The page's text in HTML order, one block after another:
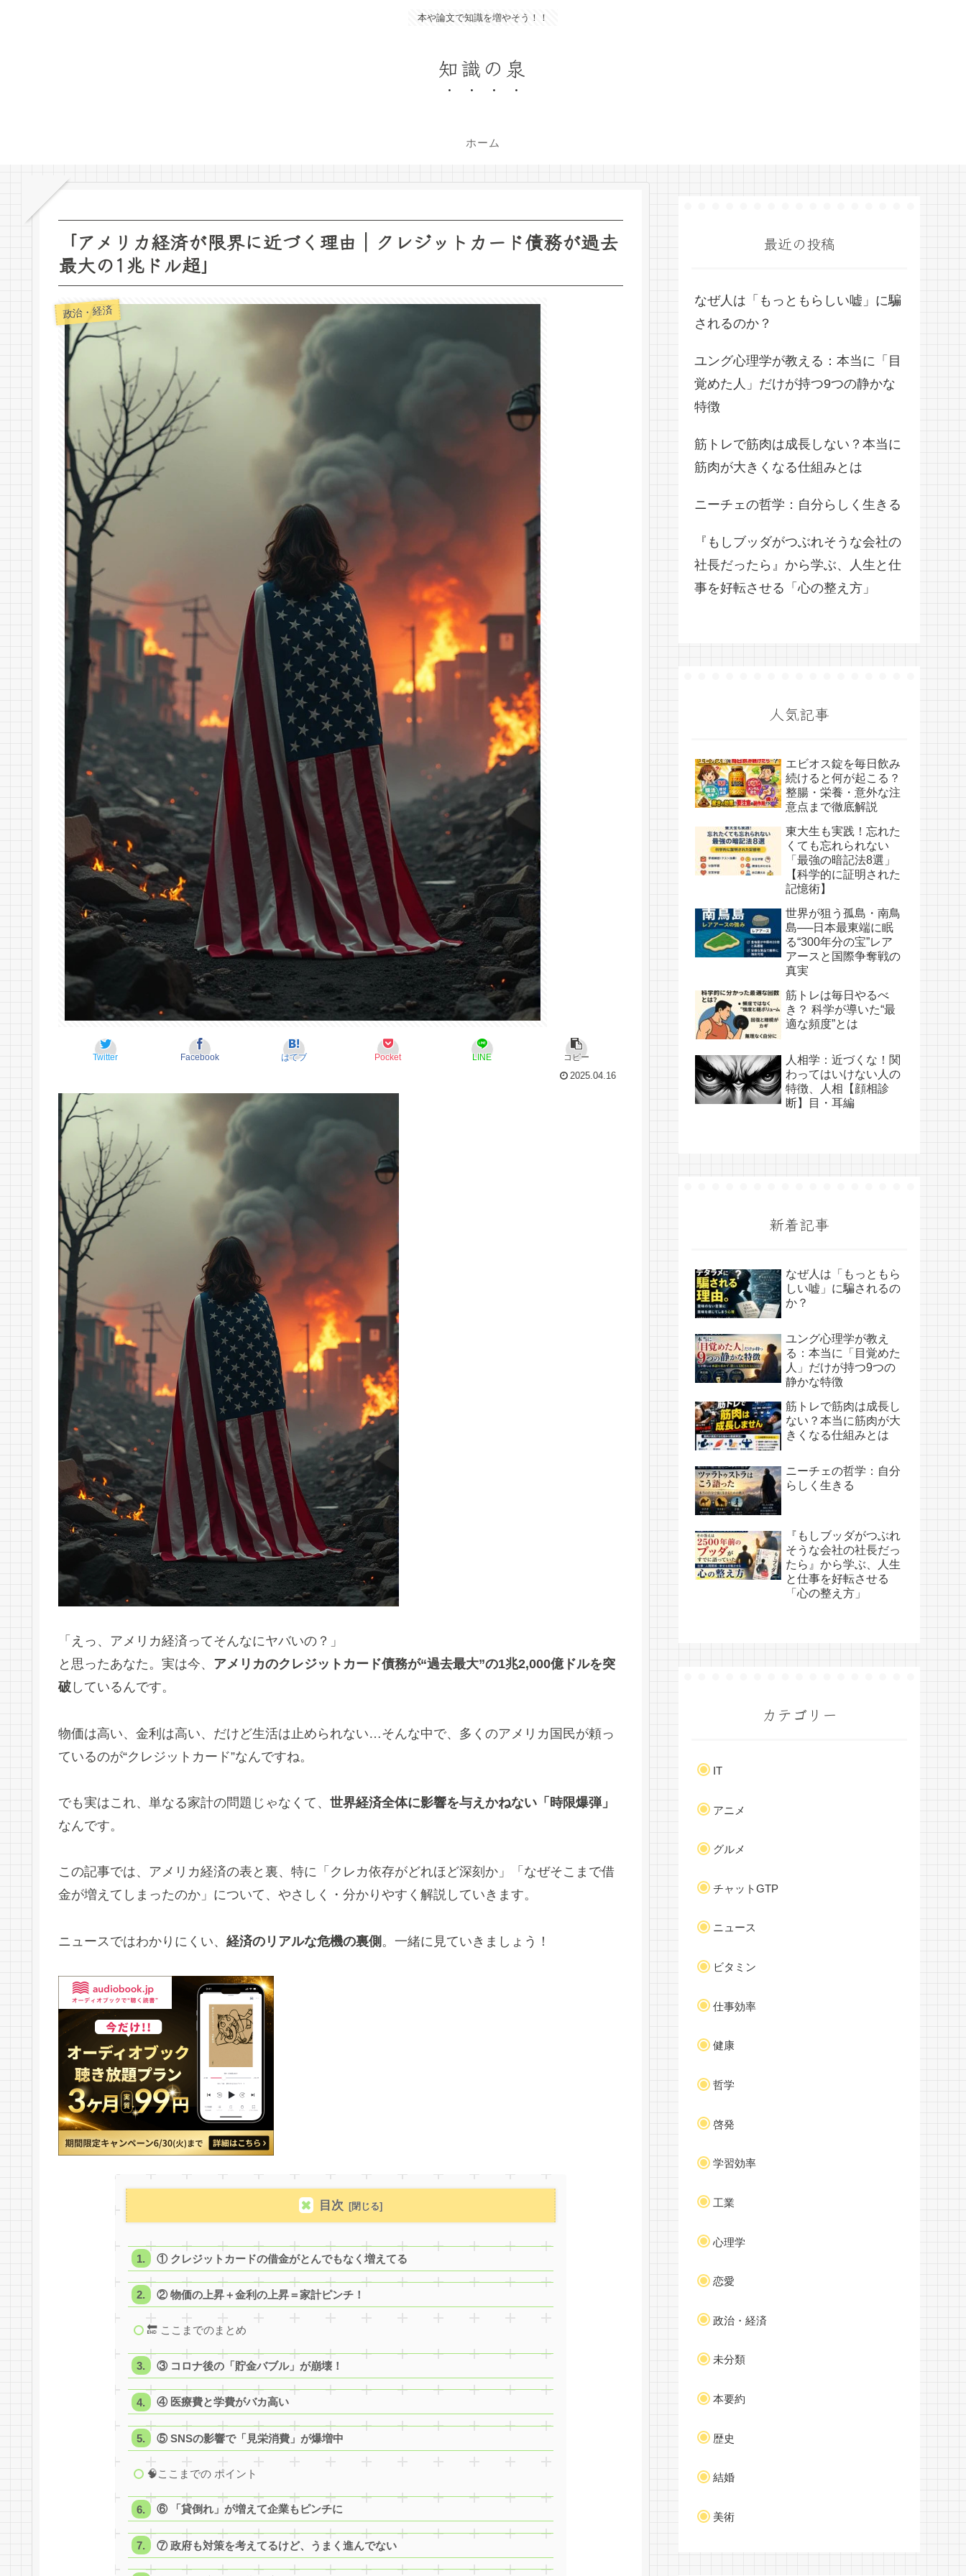
本や論文で知識を増やそう！！
知識の泉
ホーム
「アメリカ経済が限界に近づく理由｜クレジットカード債務が過去
最大の1兆ドル超」
政治・経済
Twitter Facebook はてブ Pocket LINE
コピー
2025.04.16
「えっ、アメリカ経済ってそんなにヤバいの？」
と思ったあなた。実は今、 アメリカのクレジットカード債務が“過去最大”の1兆2,000億ドルを突
破 しているんです。
物価は高い、金利は高い、だけど生活は止められない…そんな中で、多くのアメリカ国民が頼っ
ているのが“クレジットカード”なんですね。
でも実はこれ、単なる家計の問題じゃなくて、 世界経済全体に影響を与えかねない「時限爆弾」
なんです。
この記事では、アメリカ経済の表と裏、特に「クレカ依存がどれほど深刻か」「なぜそこまで借
金が増えてしまったのか」について、やさしく・分かりやすく解説していきます。
ニュースではわかりにくい、 経済のリアルな危機の裏側 。一緒に見ていきましょう！
目次
① クレジットカードの借金がとんでもなく増えてる
② 物価の上昇＋金利の上昇＝家計ピンチ！
🔚 ここまでのまとめ
③ コロナ後の「貯金バブル」が崩壊！
④ 医療費と学費がバカ高い
⑤ SNSの影響で「見栄消費」が爆増中
🧠ここまでの ポイント
⑥ 「貸倒れ」が増えて企業もピンチに
⑦ 政府も対策を考えてるけど、うまく進んでない
最近の投稿
なぜ人は「もっともらしい嘘」に騙
されるのか？
ユング心理学が教える：本当に「目
覚めた人」だけが持つ9つの静かな
特徴
筋トレで筋肉は成長しない？本当に
筋肉が大きくなる仕組みとは
ニーチェの哲学：自分らしく生きる
『もしブッダがつぶれそうな会社の
社長だったら』から学ぶ、人生と仕
事を好転させる「心の整え方」
人気記事
エビオス錠を毎日飲み
続けると何が起こる？
整腸・栄養・意外な注
意点まで徹底解説
東大生も実践！忘れた
くても忘れられない
「最強の暗記法8選」
【科学的に証明された
記憶術】
世界が狙う孤島・南鳥
島──日本最東端に眠
る“300年分の宝”レア
アースと国際争奪戦の
真実
筋トレは毎日やるべ
き？ 科学が導いた“最
適な頻度”とは
人相学：近づくな！関
わってはいけない人の
特徴、人相【顔相診
断】目・耳編
新着記事
なぜ人は「もっともら
しい嘘」に騙されるの
か？
ユング心理学が教え
る：本当に「目覚めた
人」だけが持つ9つの
静かな特徴
筋トレで筋肉は成長し
ない？本当に筋肉が大
きくなる仕組みとは
ニーチェの哲学：自分
らしく生きる
『もしブッダがつぶれ
そうな会社の社長だっ
たら』から学ぶ、人生
と仕事を好転させる
「心の整え方」
カテゴリー
IT
アニメ
グルメ
チャットGTP
ニュース
ビタミン
仕事効率
健康
哲学
啓発
学習効率
工業
心理学
恋愛
政治・経済
未分類
本要約
歴史
結婚
美術